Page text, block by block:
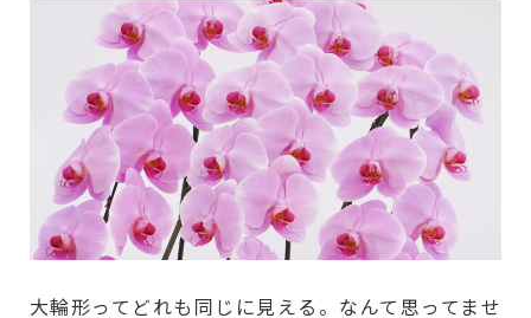
大輪形ってどれも同じに見える。なんて思ってませ